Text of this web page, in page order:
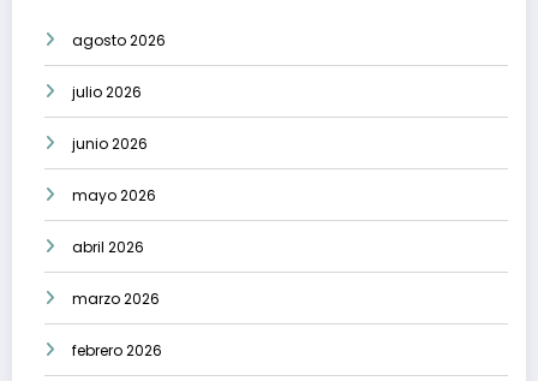
agosto 2026
julio 2026
junio 2026
mayo 2026
abril 2026
marzo 2026
febrero 2026